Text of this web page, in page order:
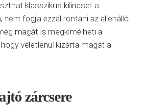
klasszikus kilincset a
nem fogja ezzel rontani az ellenálló
magát is megkímélheti a
véletlenül kizárta magát a
zárcsere